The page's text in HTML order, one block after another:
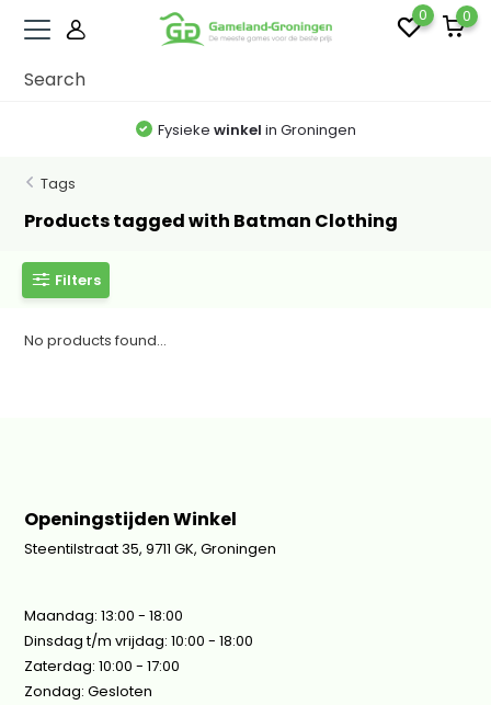
0 0
Fysieke winkel in Groningen
Tags
Products tagged with Batman Clothing
Filters
No products found...
Openingstijden Winkel
Steentilstraat 35, 9711 GK, Groningen
Maandag: 13:00 - 18:00
Dinsdag t/m vrijdag: 10:00 - 18:00
Zaterdag: 10:00 - 17:00
Zondag: Gesloten